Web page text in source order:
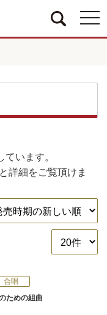
ています。
詳細をご覧頂けま
合唱
ための組曲